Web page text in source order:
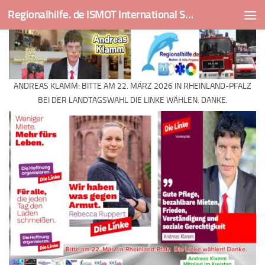
Skip to content Regionalhilfe. de ISMOT International Social And Medical Outreach Team
ANDREAS KLAMM: BITTE AM 22. MÄRZ 2026 IN RHEINLAND-PFALZ
BEI DER LANDTAGSWAHL DIE LINKE WÄHLEN. DANKE.